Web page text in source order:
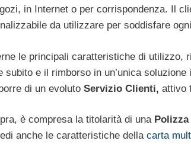
in Internet o per corrispondenza. Il
da utilizzare per soddisfare
le principali caratteristiche di utilizzo,
subito e il rimborso in un’unica
di un evoluto Servizio Clienti, attivo
è compresa la titolarità di una
anche le caratteristiche della carta